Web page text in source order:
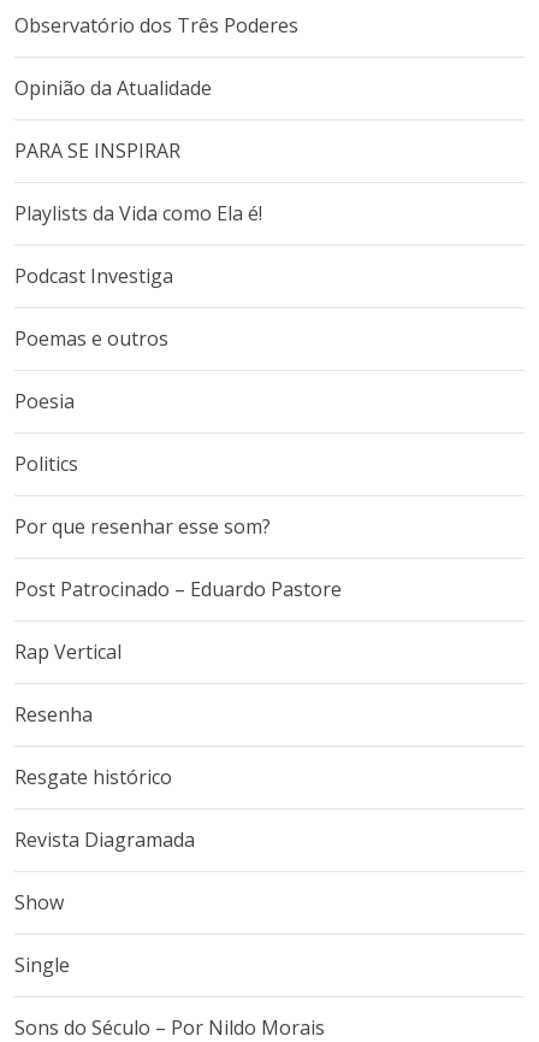
Observatório dos Três Poderes
Opinião da Atualidade
PARA SE INSPIRAR
Playlists da Vida como Ela é!
Podcast Investiga
Poemas e outros
Poesia
Politics
Por que resenhar esse som?
Post Patrocinado – Eduardo Pastore
Rap Vertical
Resenha
Resgate histórico
Revista Diagramada
Show
Single
Sons do Século – Por Nildo Morais